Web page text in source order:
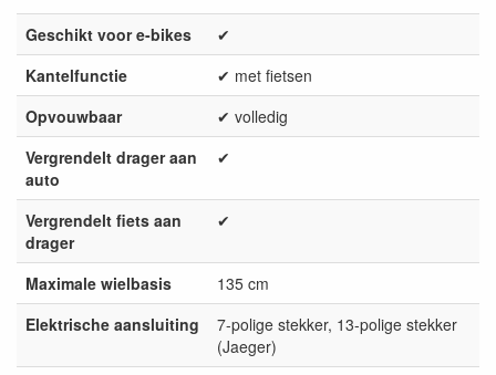
Geschikt voor e-bikes
✔
Kantelfunctie
✔ met fietsen
Opvouwbaar
✔ volledig
Vergrendelt drager aan
auto
✔
Vergrendelt fiets aan
drager
✔
Maximale wielbasis
135 cm
Elektrische aansluiting
7-polige stekker, 13-polige stekker
(Jaeger)